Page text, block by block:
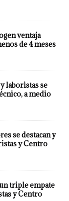
ventaja
de 4 meses
laboristas se
a medio
se destacan y
y Centro
triple empate
y Centro